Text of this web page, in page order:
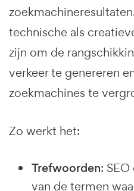
technische als
zijn om de
verkeer te genereren
zoekmachines te
Zo werkt het:
Trefwoorden:
van de termen